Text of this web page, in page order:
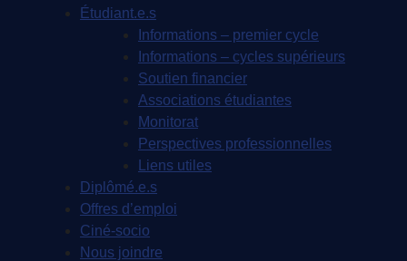
Étudiant.e.s
Informations – premier cycle
Informations – cycles supérieurs
Soutien financier
Associations étudiantes
Monitorat
Perspectives professionnelles
Liens utiles
Diplômé.e.s
Offres d’emploi
Ciné-socio
Nous joindre